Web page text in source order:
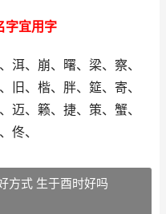
字宜用字
洱、崩、曙、梁、察、
旧、楷、胖、筵、寄、
迈、籁、捷、策、蟹、
佟、
方式 生于酉时好吗